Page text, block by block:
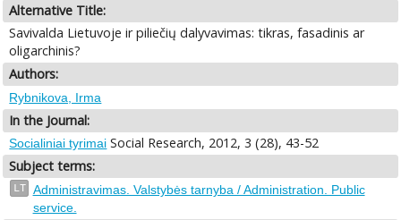
Alternative Title:
Savivalda Lietuvoje ir piliečių dalyvavimas: tikras, fasadinis ar
oligarchinis?
Authors:
Rybnikova, Irma
In the Journal:
Socialiniai tyrimai Social Research, 2012, 3 (28), 43-52
Subject terms:
LT
Administravimas. Valstybės tarnyba / Administration. Public
service.